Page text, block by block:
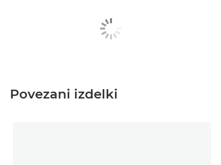
Povezani izdelki